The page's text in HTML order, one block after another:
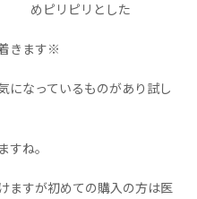
めピリピリとした
きます※
なっているものがあり試し
すね。
ますが初めての購入の方は医